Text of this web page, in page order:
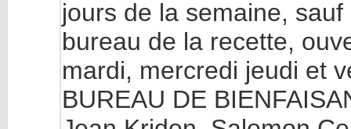
jours de la semaine,
bureau de la recette,
mardi, mercredi jeudi et
BUREAU DE